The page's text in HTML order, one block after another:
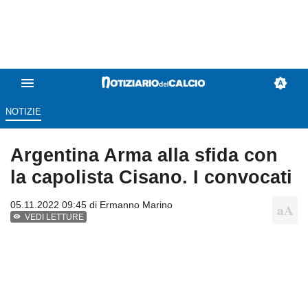
NOTIZIE
Argentina Arma alla sfida con
la capolista Cisano. I convocati
05.11.2022 09:45 di Ermanno Marino
VEDI LETTURE